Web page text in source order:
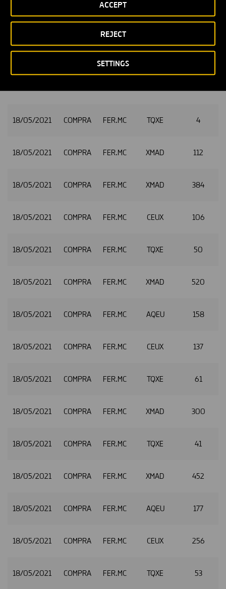
SETTINGS
REJECT
ACCEPT
17/05/2021 COMPRA FER.MC CEUX 300
18/05/2021 COMPRA FER.MC XMAD 82
18/05/2021 COMPRA FER.MC TQXE 4
18/05/2021 COMPRA FER.MC XMAD 112
18/05/2021 COMPRA FER.MC XMAD 384
18/05/2021 COMPRA FER.MC CEUX 106
18/05/2021 COMPRA FER.MC TQXE 50
18/05/2021 COMPRA FER.MC XMAD 520
18/05/2021 COMPRA FER.MC AQEU 158
18/05/2021 COMPRA FER.MC CEUX 137
18/05/2021 COMPRA FER.MC TQXE 61
18/05/2021 COMPRA FER.MC XMAD 300
18/05/2021 COMPRA FER.MC TQXE 41
18/05/2021 COMPRA FER.MC XMAD 452
18/05/2021 COMPRA FER.MC AQEU 177
18/05/2021 COMPRA FER.MC CEUX 256
18/05/2021 COMPRA FER.MC TQXE 53